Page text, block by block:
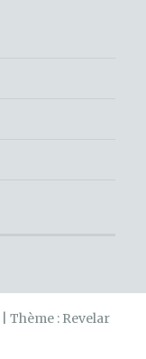
Thème : Revelar